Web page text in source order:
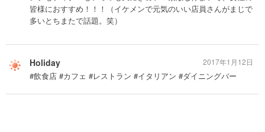
皆様におすすめ！！！（イケメンで元気のいい店員さんがまじで
多いとちまたで話題。笑）
Holiday
#飲食店 #カフェ #レストラン #イタリアン #ダイニングバー
2017年1月12日